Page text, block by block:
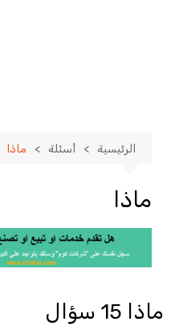
الرئيسية أسئلة ماذا
ماذا
ماذا 15 سؤال